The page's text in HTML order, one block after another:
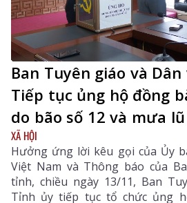
Ban Tuyên giáo và
Tiếp tục ủng hộ đồng
do bão số 12 và mưa lũ
XÃ HỘI
Hưởng ứng lời kêu gọi của Ủy
Việt Nam và Thông báo của
tỉnh, chiều ngày 13/11, Ban
Tỉnh ủy tiếp tục tổ chức ủng